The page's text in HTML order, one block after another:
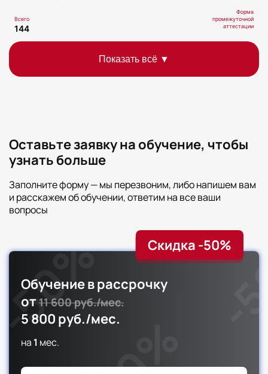
Всего
144
Форма
промежуточной
аттестации
Оставьте заявку на обучение, чтобы
узнать больше
Заполните форму — мы перезвоним, либо напишем вам
и расскажем об обучении, ответим на все ваши
вопросы
Скидка -50%
Обучение в рассрочку
от11 600 руб./мес.
5 800 руб./мес.
на 1 мес.